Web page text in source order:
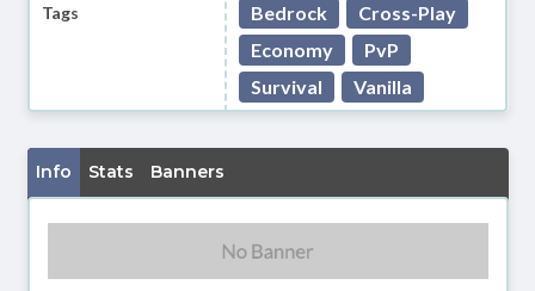
Tags Bedrock
Cross-Play
Economy
PvP
Survival
Vanilla
Info Stats Banners